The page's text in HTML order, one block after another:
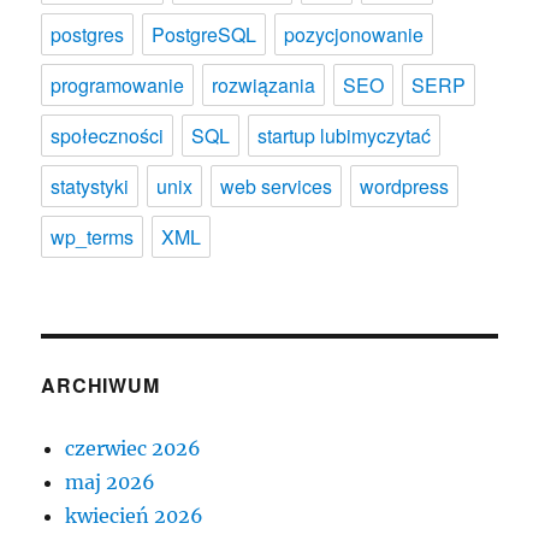
postgres
PostgreSQL
pozycjonowanie
programowanie
rozwiązania SEO
SERP
społeczności
SQL
startup lubimyczytać
statystyki
unix web services
wordpress
wp_terms
XML
ARCHIWUM
czerwiec 2026
maj 2026
kwiecień 2026